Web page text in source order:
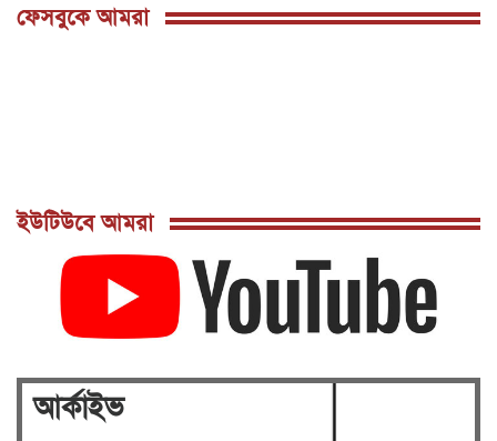
বনানীতে রাজউকের উচ্ছেদ অভিযানে হোটেল,
মিরপুরে রাজউকের মোবাইল কোর্টে ৭টি ভবনে উচ্ছেদ
: ৭লক্ষ টাকা জরিমানাসহ বৈদ্যুতিক মিটার জব্দ
গুলশানে রাজউকের মোবাইল কোর্টে ৭টি হোটেল ও
সেলুন সীলগালা, ৯ নারী ও ৫ পুরুষ আটক
রাজধানীর মানিকদী ও মাটিকাটায় রাজউক এর
ঢাকা ১৭ আসনে নির্বাচন প্রার্থীতা প্রত্যাশী বিএনপি'র
ত্যাগী যুব নেতা মাহমুদুল আলম সোহাগ।
ফেসবুকে আমরা
ইউটিউবে আমরা
আর্কাইভ